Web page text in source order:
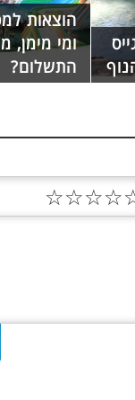
הוצאות
ומי מימן,
התשלום?
☆
☆
☆
☆